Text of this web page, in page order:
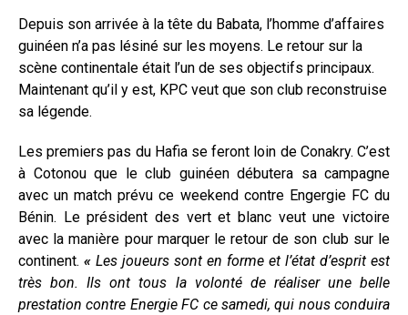
Depuis son arrivée à la tête du Babata, l’homme d’affaires
guinéen n’a pas lésiné sur les moyens. Le retour sur la
scène continentale était l’un de ses objectifs principaux.
Maintenant qu’il y est, KPC veut que son club reconstruise
sa légende.
Les premiers pas du Hafia se feront loin de Conakry. C’est
à Cotonou que le club guinéen débutera sa campagne
avec un match prévu ce weekend contre Engergie FC du
Bénin. Le président des vert et blanc veut une victoire
avec la manière pour marquer le retour de son club sur le
continent. « Les joueurs sont en forme et l’état d’esprit est
très bon. Ils ont tous la volonté de réaliser une belle
prestation contre Energie FC ce samedi, qui nous conduira